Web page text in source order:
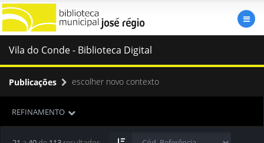
Vila do Conde - Biblioteca Digital
Publicações escolher novo contexto
REFINAMENTO